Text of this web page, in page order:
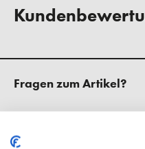
Fragen zum Artikel?